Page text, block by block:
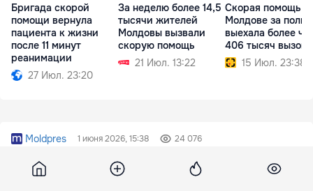
Бригада скорой
помощи вернула
пациента к жизни
после 11 минут
реанимации
27 Июл. 23:20
За неделю более 14,5
тысячи жителей
Молдовы вызвали
скорую помощь
21 Июл. 13:22
Скорая помощь в
Молдове за
выехала более
406 тысяч
15 Июл. 23:38
Moldpres 1 июня 2026, 15:38 24 076
В Молдове в первые пять